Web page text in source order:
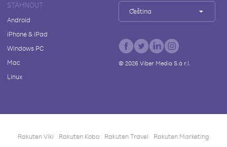
STÁHNOUT
Android
iPhone & iPad
Windows PC
Mac
Linux
Čeština
© 2026Viber Media S.à r.l.
Rakuten Viki Rakuten Kobo Rakuten Travel Rakuten Marketing